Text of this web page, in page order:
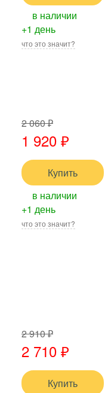
в наличии
+1 день
что это значит?
2 060 ₽
1 920 ₽
Купить
в наличии
+1 день
что это значит?
2 910 ₽
2 710 ₽
Купить